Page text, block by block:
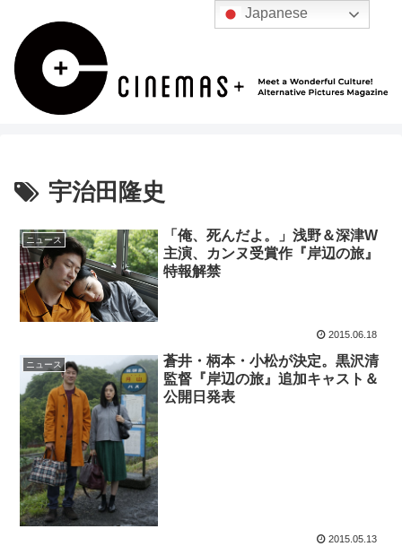
宇治田隆史
ニュース
「俺、死んだよ。」浅野＆深津W
主演、カンヌ受賞作『岸辺の旅』
特報解禁
2015.06.18
ニュース
蒼井・柄本・小松が決定。黒沢清
監督『岸辺の旅』追加キャスト＆
公開日発表
2015.05.13
Japanese